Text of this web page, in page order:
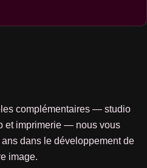
complémentaires — studio
et imprimerie — nous vous
dans le développement de
image.